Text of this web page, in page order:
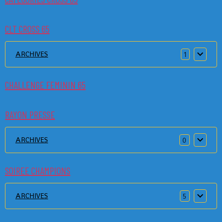
CLT CROSS 65
ARCHIVES 1
CHALLENGE FEMININ 65
RAYON PRESSE
ARCHIVES 0
SOIREE CHAMPIONS
ARCHIVES 5